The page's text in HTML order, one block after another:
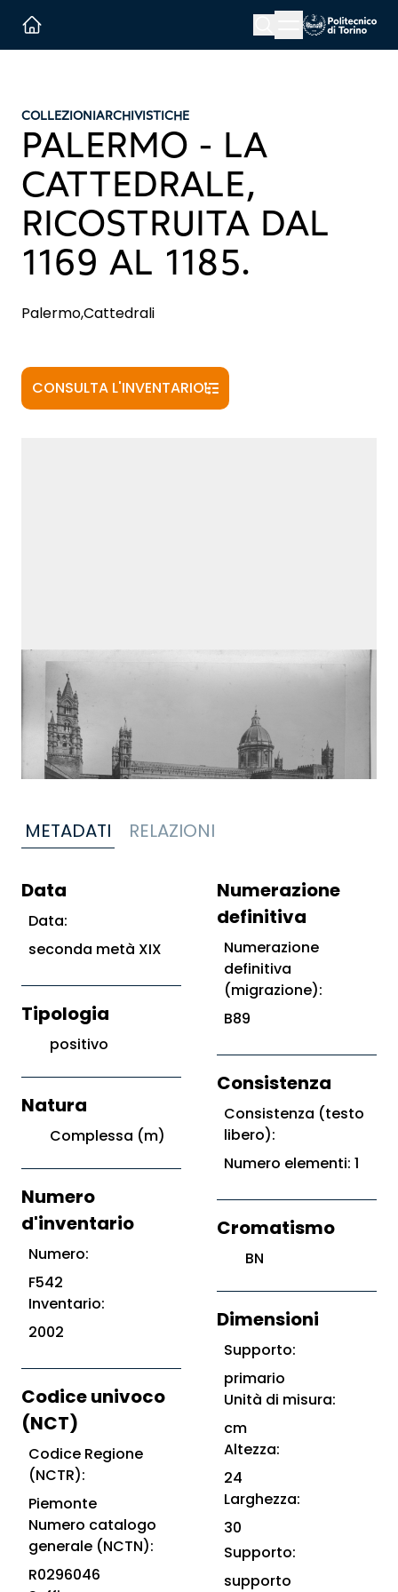
Menu button
COLLEZIONIARCHIVISTICHE
PALERMO - LA
CATTEDRALE,
RICOSTRUITA DAL
1169 AL 1185.
Palermo,Cattedrali
CONSULTA L'INVENTARIO
METADATI RELAZIONI
Data
Data:
seconda metà XIX
Tipologia
positivo
Natura
Complessa (m)
Numero
d'inventario
Numero:
F542
Inventario:
2002
Codice univoco
(NCT)
Codice Regione
(NCTR):
Piemonte
Numero catalogo
generale (NCTN):
R0296046
Numerazione
definitiva
Numerazione
definitiva
(migrazione):
B89
Consistenza
Consistenza (testo
libero):
Numero elementi: 1
Cromatismo
BN
Dimensioni
Supporto:
primario
Unità di misura:
cm
Altezza:
24
Larghezza:
30
Supporto:
supporto